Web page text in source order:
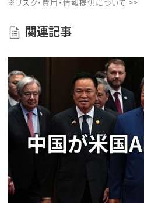
関連記事